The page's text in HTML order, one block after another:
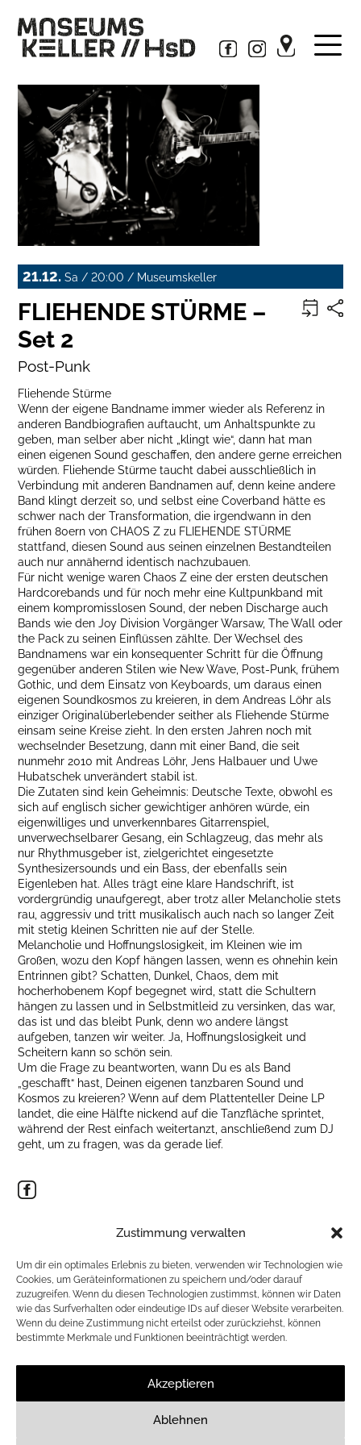
Zustimmung verwalten
Um dir ein optimales Erlebnis zu bieten, verwenden wir Technologien wie
Cookies, um Geräteinformationen zu speichern und/oder darauf
zuzugreifen. Wenn du diesen Technologien zustimmst, können wir Daten
wie das Surfverhalten oder eindeutige IDs auf dieser Website verarbeiten.
Wenn du deine Zustimmung nicht erteilst oder zurückziehst, können
bestimmte Merkmale und Funktionen beeinträchtigt werden.
Akzeptieren
Ablehnen
21.12. Sa / 20:00 / Museumskeller
FLIEHENDE STÜRME –
Set 2
Post-Punk
Fliehende Stürme
Wenn der eigene Bandname immer wieder als Referenz in
anderen Bandbiografien auftaucht, um Anhaltspunkte zu
geben, man selber aber nicht „klingt wie“, dann hat man
einen eigenen Sound geschaffen, den andere gerne erreichen
würden. Fliehende Stürme taucht dabei ausschließlich in
Verbindung mit anderen Bandnamen auf, denn keine andere
Band klingt derzeit so, und selbst eine Coverband hätte es
schwer nach der Transformation, die irgendwann in den
frühen 80ern von CHAOS Z zu FLIEHENDE STÜRME
stattfand, diesen Sound aus seinen einzelnen Bestandteilen
auch nur annähernd identisch nachzubauen.
Für nicht wenige waren Chaos Z eine der ersten deutschen
Hardcorebands und für noch mehr eine Kultpunkband mit
einem kompromisslosen Sound, der neben Discharge auch
Bands wie den Joy Division Vorgänger Warsaw, The Wall oder
the Pack zu seinen Einflüssen zählte. Der Wechsel des
Bandnamens war ein konsequenter Schritt für die Öffnung
gegenüber anderen Stilen wie New Wave, Post-Punk, frühem
Gothic, und dem Einsatz von Keyboards, um daraus einen
eigenen Soundkosmos zu kreieren, in dem Andreas Löhr als
einziger Originalüberlebender seither als Fliehende Stürme
einsam seine Kreise zieht. In den ersten Jahren noch mit
wechselnder Besetzung, dann mit einer Band, die seit
nunmehr 2010 mit Andreas Löhr, Jens Halbauer und Uwe
Hubatschek unverändert stabil ist.
Die Zutaten sind kein Geheimnis: Deutsche Texte, obwohl es
sich auf englisch sicher gewichtiger anhören würde, ein
eigenwilliges und unverkennbares Gitarrenspiel,
unverwechselbarer Gesang, ein Schlagzeug, das mehr als
nur Rhythmusgeber ist, zielgerichtet eingesetzte
Synthesizersounds und ein Bass, der ebenfalls sein
Eigenleben hat. Alles trägt eine klare Handschrift, ist
vordergründig unaufgeregt, aber trotz aller Melancholie stets
rau, aggressiv und tritt musikalisch auch nach so langer Zeit
mit stetig kleinen Schritten nie auf der Stelle.
Melancholie und Hoffnungslosigkeit, im Kleinen wie im
Großen, wozu den Kopf hängen lassen, wenn es ohnehin kein
Entrinnen gibt? Schatten, Dunkel, Chaos, dem mit
hocherhobenem Kopf begegnet wird, statt die Schultern
hängen zu lassen und in Selbstmitleid zu versinken, das war,
das ist und das bleibt Punk, denn wo andere längst
aufgeben, tanzen wir weiter. Ja, Hoffnungslosigkeit und
Scheitern kann so schön sein.
Um die Frage zu beantworten, wann Du es als Band
„geschafft“ hast, Deinen eigenen tanzbaren Sound und
Kosmos zu kreieren? Wenn auf dem Plattenteller Deine LP
landet, die eine Hälfte nickend auf die Tanzfläche sprintet,
während der Rest einfach weitertanzt, anschließend zum DJ
geht, um zu fragen, was da gerade lief.
PRÄSENTIERT VON BAR`N EVENT GMBH
VVK 20 € /
TICKETSHOP THÜRINGEN
EVENTIM